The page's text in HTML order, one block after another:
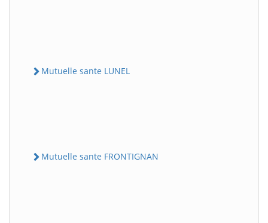
Mutuelle sante LUNEL
Mutuelle sante FRONTIGNAN